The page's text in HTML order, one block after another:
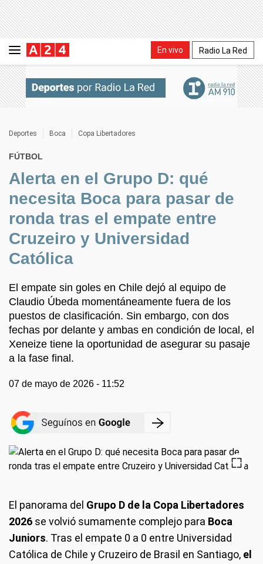
En vivo Radio La Red
Deportes Boca Copa Libertadores
FÚTBOL
Alerta en el Grupo D: qué
necesita Boca para pasar de
ronda tras el empate entre
Cruzeiro y Universidad
Católica
El empate sin goles en Chile dejó al equipo de
Claudio Úbeda momentáneamente fuera de los
puestos de clasificación. Sin embargo, con dos
fechas por delante y ambas en condición de local, el
Xeneize tiene la oportunidad de asegurar su pasaje
a la fase final.
07 de mayo de 2026 - 11:52
El panorama del Grupo D de la Copa Libertadores
2026 se volvió sumamente complejo para Boca
Juniors. Tras el empate 0 a 0 entre Universidad
Católica de Chile y Cruzeiro de Brasil en Santiago, el